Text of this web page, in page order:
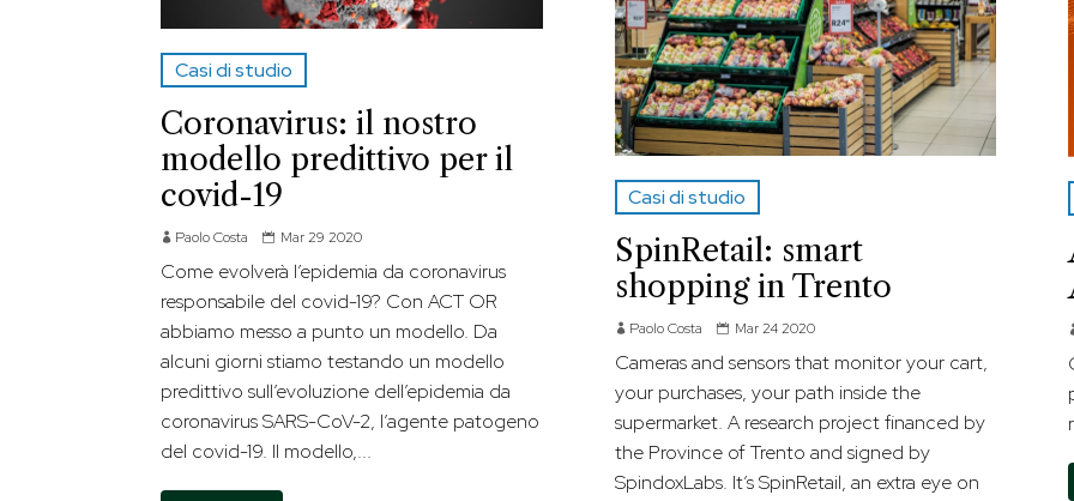
Casi di studio
Coronavirus: il nostro
modello predittivo per il
covid-19
Paolo Costa Mar 29 2020
Come evolverà l’epidemia da coronavirus
responsabile del covid-19? Con ACT OR
abbiamo messo a punto un modello. Da
alcuni giorni stiamo testando un modello
predittivo sull’evoluzione dell’epidemia da
coronavirus SARS-CoV-2, l’agente patogeno
del covid-19. Il modello,...
Casi di studio
SpinRetail: smart
shopping in Trento
Paolo Costa Mar 24 2020
Cameras and sensors that monitor your cart,
your purchases, your path inside the
supermarket. A research project financed by
the Province of Trento and signed by
SpindoxLabs. It’s SpinRetail, an extra eye on